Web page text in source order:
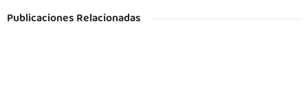
Publicaciones Relacionadas